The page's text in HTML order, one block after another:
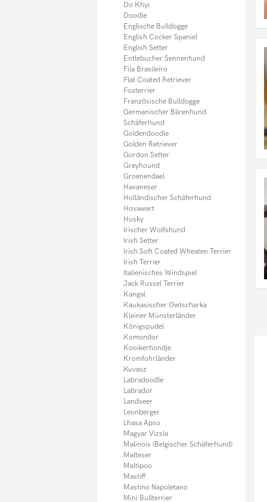
Springer Spaniel
Tervueren
Thai Ridgeback
Tibet Spaniel
Tibet Terrier
Toy Pudel
Weimaraner
Weisser Schäferhund
Welsh Terrier
West Highland Terrier
Whippet
Yorkshire Terrier
Zwergpinscher
Zwergpudel
Zwergspitz
Zwergschnauzer
Sonstige Hunde
Hundefutter
Welpen
Do Khyi
Doodle
Englische Bulldogge
English Cocker Spaniel
English Setter
Entlebucher Sennenhund
Fila Brasileiro
Flat Coated Retriever
Foxterrier
Französische Bulldogge
Germanischer Bärenhund
Schäferhund
Goldendoodle
Golden Retriever
Gordon Setter
Greyhound
Groenendael
Havaneser
Holländischer Schäferhund
Hovawart
Husky
Irischer Wolfshund
Irish Setter
Irish Soft Coated Wheaten Terrier
Irish Terrier
Italienisches Windspiel
Jack Russel Terrier
Kangal
Kaukasischer Owtscharka
Kleiner Münsterländer
Königspudel
Komondor
Kooikerhondje
Kromfohrländer
Kuvasz
Labradoodle
Labrador
Landseer
Leonberger
Lhasa Apso
Magyar Vizsla
Malinois (Belgischer Schäferhund)
Malteser
Maltipoo
Mastiff
Mastino Napoletano
Mini Bullterrier